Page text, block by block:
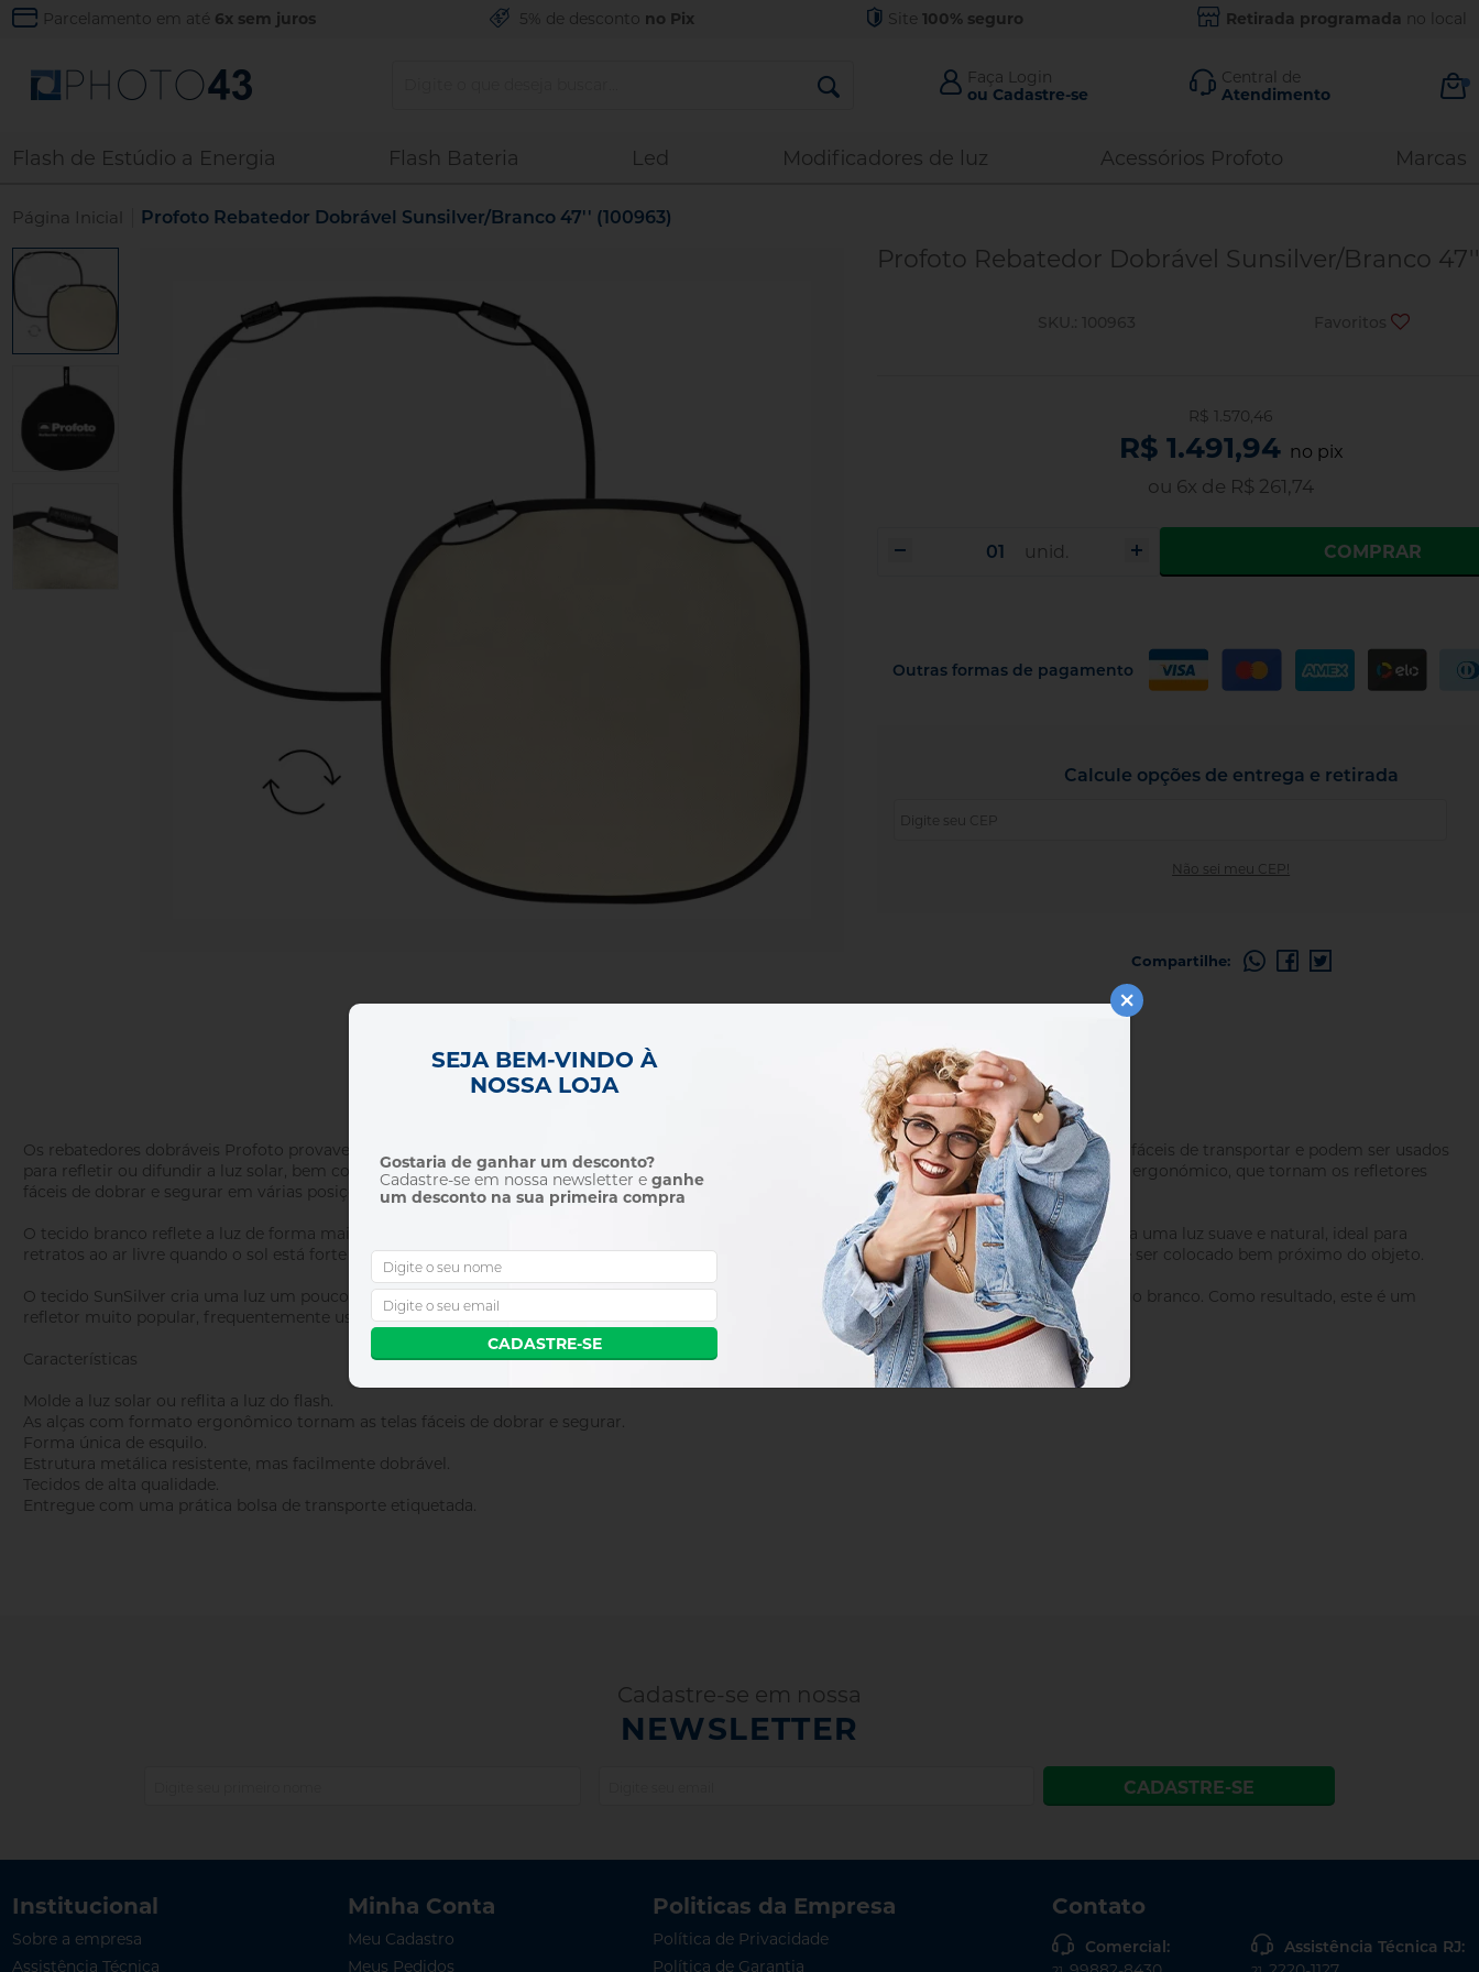
Parcelamento em até 6x sem juros 5% de desconto no Pix Site100% seguro Retirada programada no local
Faça Login
ou Cadastre-se
Central de
Atendimento
Técnica
Email
contato@photo43.com.br
Flash de Estúdio a Energia Flash Bateria Led Modificadores de luz Acessórios Profoto Marcas
Página Inicial Profoto Rebatedor Dobrável Sunsilver/Branco 47'' (100963)
Profoto Rebatedor Dobrável Sunsilver/Branco 47''
R$ 1.570,46
ou 6x de R$ 261,74
R$ 1.491,94 no pix
unid. COMPRAR
Outras formas de pagamento
Calcule opções de entrega e retirada
Não sei meu CEP!
Compartilhe:
DETALHES DO PRODUTO
Os rebatedores dobráveis ​​Profoto provavelmente representam a modelagem da luz em sua forma mais descomplicada. Eles são fáceis de usar, fáceis de transportar e podem ser usados ​​
para refletir ou difundir a luz solar, bem como para flash. A estrutura metálica robusta mas dobrável está equipada com duas pegas de formato ergonómico, que tornam os refletores
fáceis de dobrar e segurar em várias posições.
O tecido branco reflete a luz de forma mais natural, tornando-o nosso refletor mais popular e uma ótima ferramenta para começar. Proporciona uma luz suave e natural, ideal para
retratos ao ar livre quando o sol está forte ou em fotos de estúdio quando você usa flash. Para obter o melhor efeito do refletor branco, ele deve ser colocado bem próximo do objeto.
O tecido SunSilver cria uma luz um pouco mais quente, com uma emissão de luz ligeiramente superior e mais contraste do que o seu homólogo branco. Como resultado, este é um
refletor muito popular, frequentemente usado no pôr do sol ou quando se deseja um tom de pele mais quente e natural.
Características
Molde a luz solar ou reflita a luz do flash.
As alças com formato ergonômico tornam as telas fáceis de dobrar e segurar.
Forma única de esquilo.
Estrutura metálica resistente, mas facilmente dobrável.
Tecidos de alta qualidade.
Entregue com uma prática bolsa de transporte etiquetada.
Cadastre-se em nossa
NEWSLETTER
CADASTRE-SE
Institucional
Sobre a empresa
Assistência Técnica
Minha Conta
Meu Cadastro
Meus Pedidos
Politicas da Empresa
Política de Privacidade
Política de Garantia
Contato
Comercial: Assistência Técnica RJ:
SEJA BEM-VINDO À
NOSSA LOJA
Gostaria de ganhar um desconto?
Cadastre-se em nossa newsletter e ganhe
um desconto na sua primeira compra
CADASTRE-SE